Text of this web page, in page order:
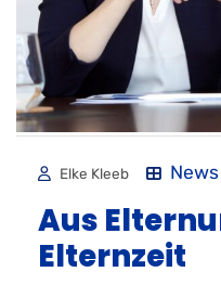
Elke Kleeb News
Aus
Elternzeit